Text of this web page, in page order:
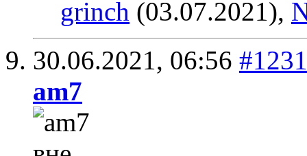
grinch (03.07.2021),
30.06.2021, 06:56
am7